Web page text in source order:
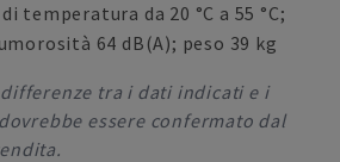
temperatura da 20 °C a 55 °C;
64 dB(A); peso 39 kg
differenze tra i dati indicati e i
essere confermato dal